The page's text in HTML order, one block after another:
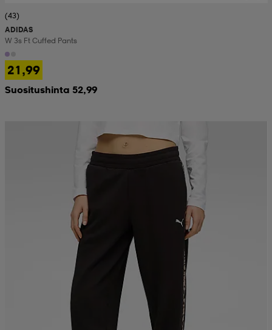
(43)
ADIDAS
W 3s Ft Cuffed Pants
21,99
Suositushinta 52,99